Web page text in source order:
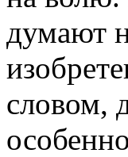
думают
словом,